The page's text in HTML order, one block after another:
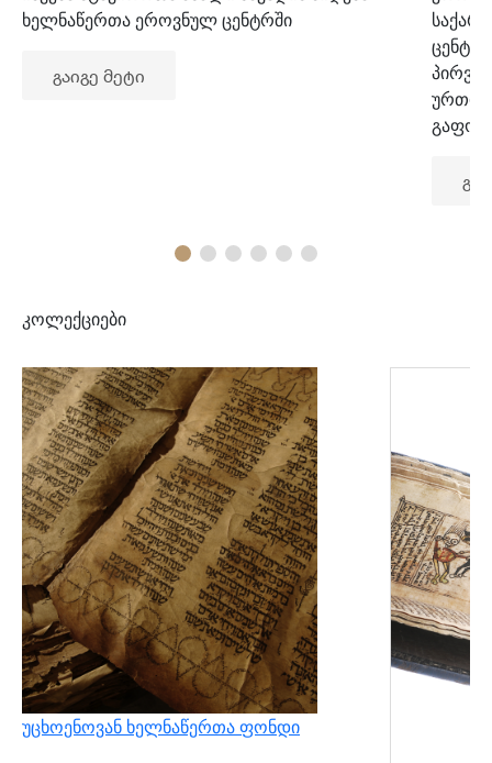
ხელნაწერთა ეროვნულ ცენტრში
გაიგე მეტი
კოლექციები
უცხოენოვან ხელნაწერთა ფონდი